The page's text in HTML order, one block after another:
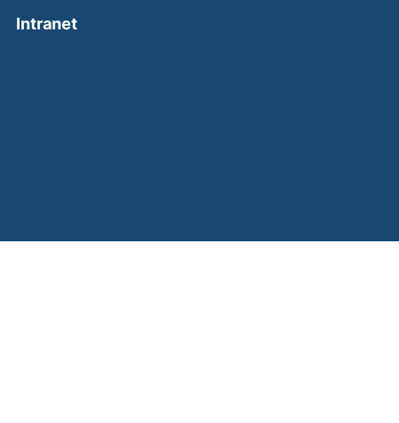
Intranet(external link, opens in a new window)